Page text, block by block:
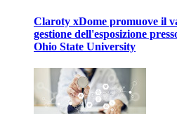
Claroty xDome promuove il
gestione dell'esposizione
Ohio State University